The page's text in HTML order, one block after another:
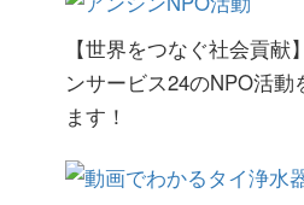
【世界をつなぐ社会貢献
ンサービス24のNPO活動
ます！